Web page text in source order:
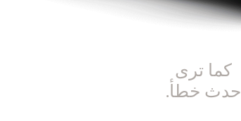
كما ترى
حدث خطأ.